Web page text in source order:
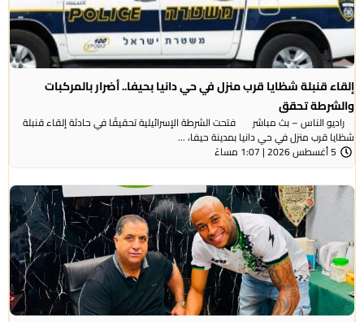
إلقاء قنبلة شظايا قرب منزل في حي دانيا بحيفا.. أضرار بالمركبات
والشرطة تحقق
راديو الناس – بث مباشر فتحت الشرطة الإسرائيلية تحقيقًا في حادثة إلقاء قنبلة
شظايا قرب منزل في حي دانيا بمدينة حيفا، ...
5 أغسطس 2026 | 1:07 مساءً